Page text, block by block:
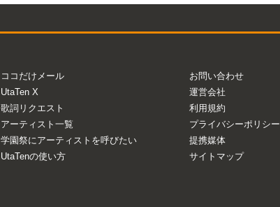
ココだけメール
UtaTen X
歌詞リクエスト
アーティスト一覧
学園祭にアーティストを呼びたい
UtaTenの使い方
お問い合わせ
運営会社
利用規約
プライバシーポリシー
提携媒体
サイトマップ